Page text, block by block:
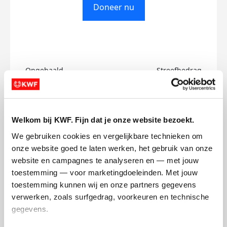
Welkom bij KWF. Fijn dat je onze website bezoekt.
We gebruiken cookies en vergelijkbare technieken om
onze website goed te laten werken, het gebruik van onze
website en campagnes te analyseren en — met jouw
toestemming — voor marketingdoeleinden. Met jouw
toestemming kunnen wij en onze partners gegevens
verwerken, zoals surfgedrag, voorkeuren en technische
gegevens.
Doneer nu
Opgehaald
€0
Streefbedrag
€500
Harriet's badges